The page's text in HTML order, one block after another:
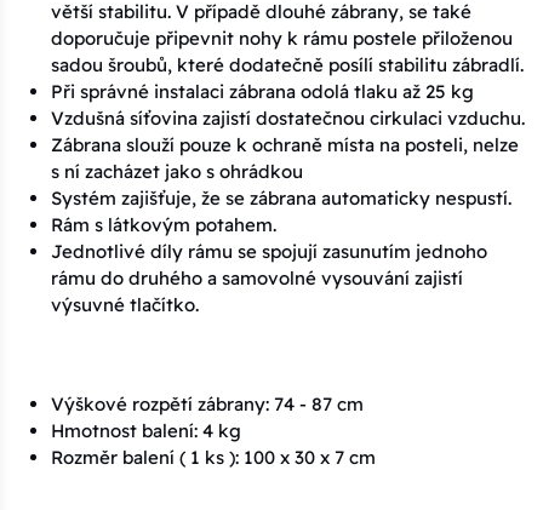
větší stabilitu. V případě dlouhé zábrany, se také
doporučuje připevnit nohy k rámu postele přiloženou
sadou šroubů, které dodatečně posílí stabilitu zábradlí.
Při správné instalaci zábrana odolá tlaku až 25 kg
Vzdušná síťovina zajistí dostatečnou cirkulaci vzduchu.
Zábrana slouží pouze k ochraně místa na posteli, nelze
s ní zacházet jako s ohrádkou
Systém zajišťuje, že se zábrana automaticky nespustí.
Rám s látkovým potahem.
Jednotlivé díly rámu se spojují zasunutím jednoho
rámu do druhého a samovolné vysouvání zajistí
výsuvné tlačítko.
Výškové rozpětí zábrany: 74 - 87 cm
Hmotnost balení: 4 kg
Rozměr balení ( 1 ks ): 100 x 30 x 7 cm